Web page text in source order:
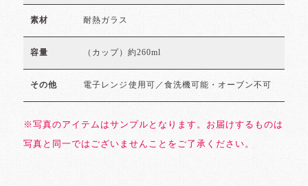
素材 耐熱ガラス
容量 （カップ）約260ml
その他 電子レンジ使用可／食洗機可能・オーブン不可
※写真のアイテムはサンプルとなります。お届けするものは
写真と同一ではございませんことをご了承ください。